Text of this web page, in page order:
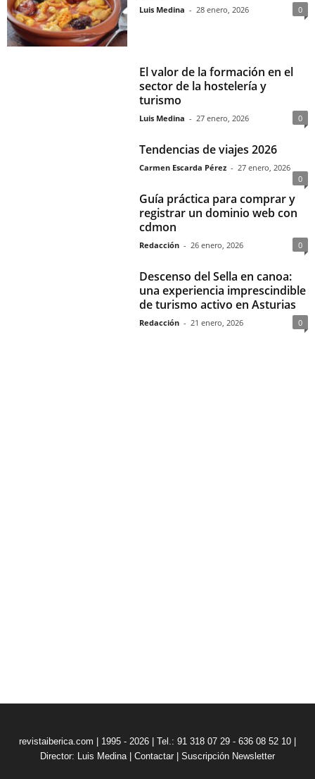
Luis Medina - 28 enero, 2026 0
El valor de la formación en el
sector de la hostelería y
turismo
Luis Medina - 27 enero, 2026 0
Tendencias de viajes 2026
Carmen Escarda Pérez - 27 enero, 2026
0
Guía práctica para comprar y
registrar un dominio web con
cdmon
Redacción - 26 enero, 2026 0
Descenso del Sella en canoa:
una experiencia imprescindible
de turismo activo en Asturias
Redacción - 21 enero, 2026 0
revistaiberica.com | 1995 - 2026 | Tel.: 91 318 07 29 - 636 08 52 10 |
Director: Luis Medina| Contactar Suscripción Newsletter